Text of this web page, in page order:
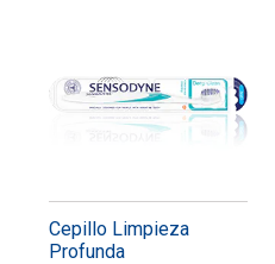
Cepillo Limpieza
Profunda